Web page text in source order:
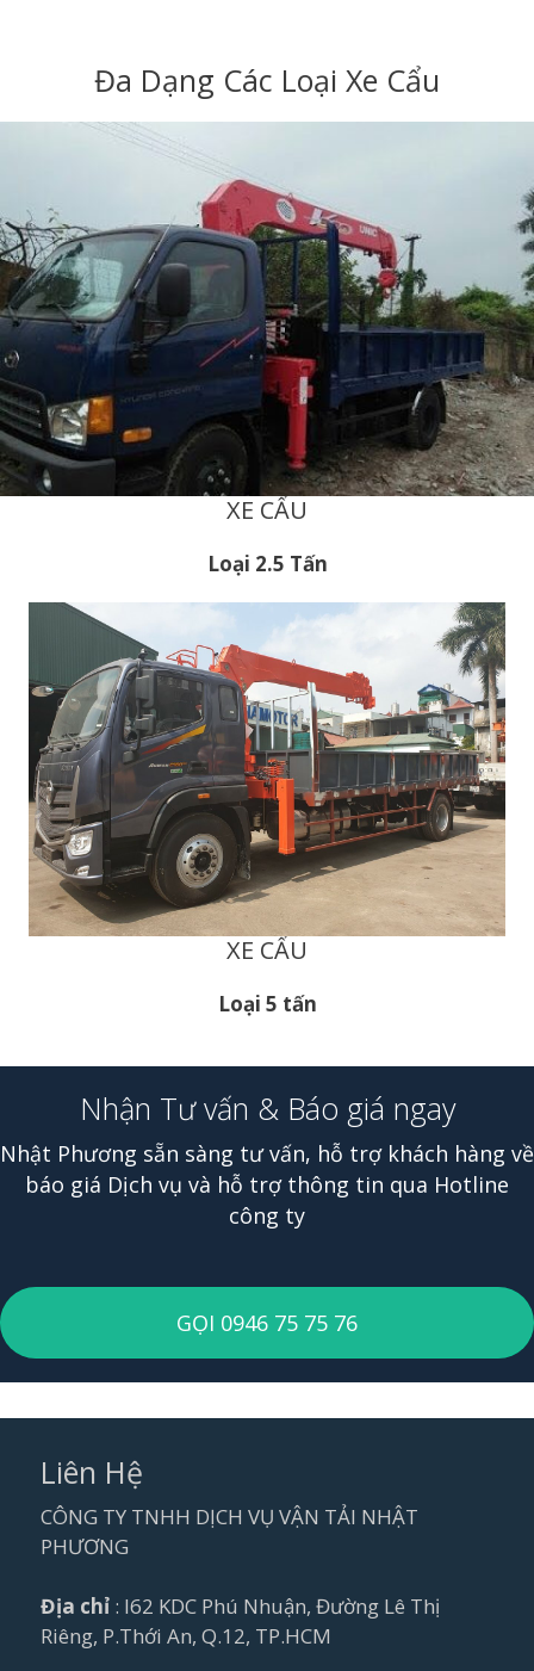
Đa Dạng Các Loại Xe Cẩu
XE CẨU
Loại 2.5 Tấn
XE CẨU
Loại 5 tấn
Nhận Tư vấn & Báo giá ngay
Nhật Phương sẵn sàng tư vấn, hỗ trợ khách hàng về
báo giá Dịch vụ và hỗ trợ thông tin qua Hotline
công ty
GỌI 0946 75 75 76
Liên Hệ
CÔNG TY TNHH DỊCH VỤ VẬN TẢI NHẬT
PHƯƠNG
Địa chỉ : I62 KDC Phú Nhuận, Đường Lê Thị
Riêng, P.Thới An, Q.12, TP.HCM